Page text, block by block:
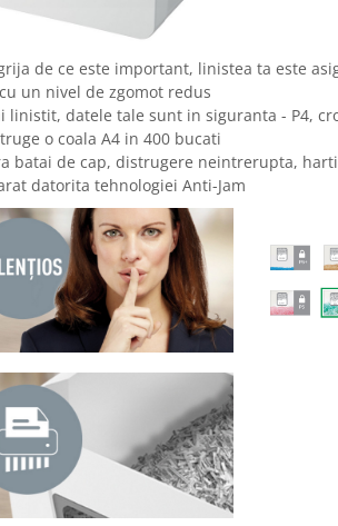
capului
si viziere
muncii
de ce este important, linistea ta este
un nivel de zgomot redus
linistit, datele tale sunt in siguranta - P4,
o coala A4 in 400 bucati
batai de cap, distrugere neintrerupta,
datorita tehnologiei Anti-Jam